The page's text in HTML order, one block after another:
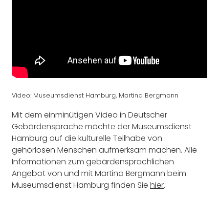
Video: Museumsdienst Hamburg, Martina Bergmann
Mit dem einminütigen Video in Deutscher
Gebärdensprache möchte der Museumsdienst
Hamburg auf die kulturelle Teilhabe von
gehörlosen Menschen aufmerksam machen. Alle
Informationen zum gebärdensprachlichen
Angebot von und mit Martina Bergmann beim
Museumsdienst Hamburg finden Sie hier.